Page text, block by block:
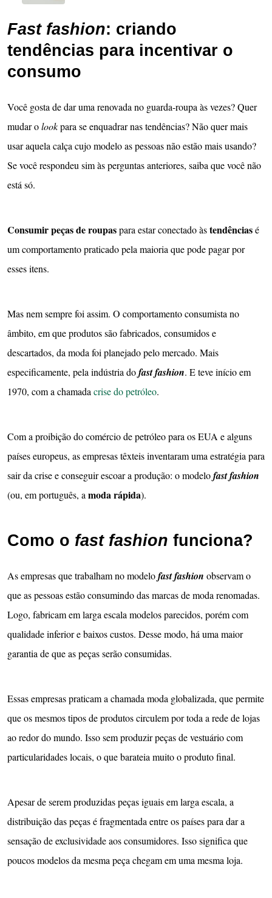
Fast fashion: criando
tendências para incentivar o
consumo
Você gosta de dar uma renovada no guarda-roupa às vezes? Quer
mudar olookpara se enquadrar nas tendências? Não quer mais
usar aquela calça cujo modelo as pessoas não estão mais usando?
Se você respondeu sim às perguntas anteriores, saiba que você não
está só.
Consumir peças de roupaspara estar conectado àstendênciasé
um comportamento praticado pela maioria que pode pagar por
esses itens.
Mas nem sempre foi assim. O comportamento consumista no
âmbito, em que produtos são fabricados, consumidos e
descartados, da moda foi planejado pelo mercado. Mais
especificamente, pela indústria dofast fashion. E teve início em
1970, com a chamada crise do petróleo.
Com a proibição do comércio de petróleo para os EUA e alguns
países europeus, as empresas têxteis inventaram uma estratégia para
sair da crise e conseguir escoar a produção: o modelofast fashion
(ou, em português, a moda rápida).
Como o fast fashion funciona?
As empresas que trabalham no modelofastfashion observam o
que as pessoas estão consumindo das marcas de moda renomadas.
Logo, fabricam em larga escala modelos parecidos, porém com
qualidade inferior e baixos custos. Desse modo, há uma maior
garantia de que as peças serão consumidas.
Essas empresas praticam a chamada moda globalizada, que permite
que os mesmos tipos de produtos circulem por toda a rede de lojas
ao redor do mundo. Isso sem produzir peças de vestuário com
particularidades locais, o que barateia muito o produto final.
Apesar de serem produzidas peças iguais em larga escala, a
distribuição das peças é fragmentada entre os países para dar a
sensação de exclusividade aos consumidores. Isso significa que
poucos modelos da mesma peça chegam em uma mesma loja.